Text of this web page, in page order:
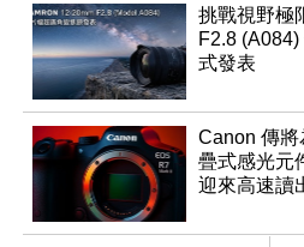
挑戰視野極
F2.8
式發表
Canon 傳
疊式感光元
迎來高速讀